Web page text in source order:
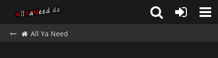
All Ya Need